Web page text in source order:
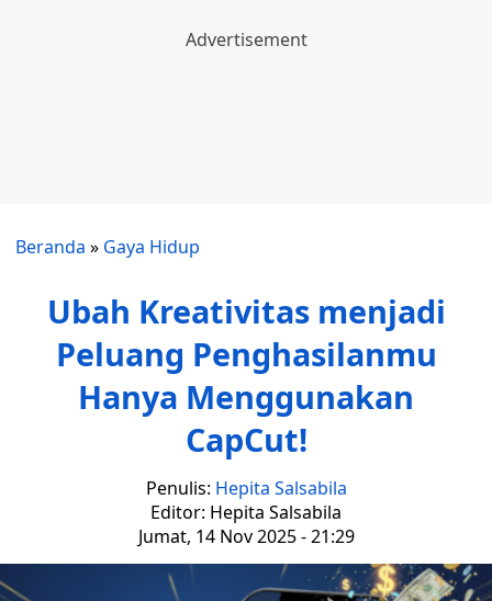
Beranda » Gaya Hidup
Ubah Kreativitas menjadi
Peluang Penghasilanmu
Hanya Menggunakan
CapCut!
Penulis: Hepita Salsabila
Editor: Hepita Salsabila
Jumat, 14 Nov 2025 - 21:29